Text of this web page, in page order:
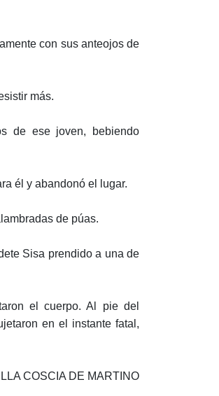
con sus anteojos de
más.
de ese joven, bebiendo
él y abandonó el lugar.
de púas.
Sisa prendido a una de
el cuerpo. Al pie del
en el instante fatal,
COSCIA DE MARTINO